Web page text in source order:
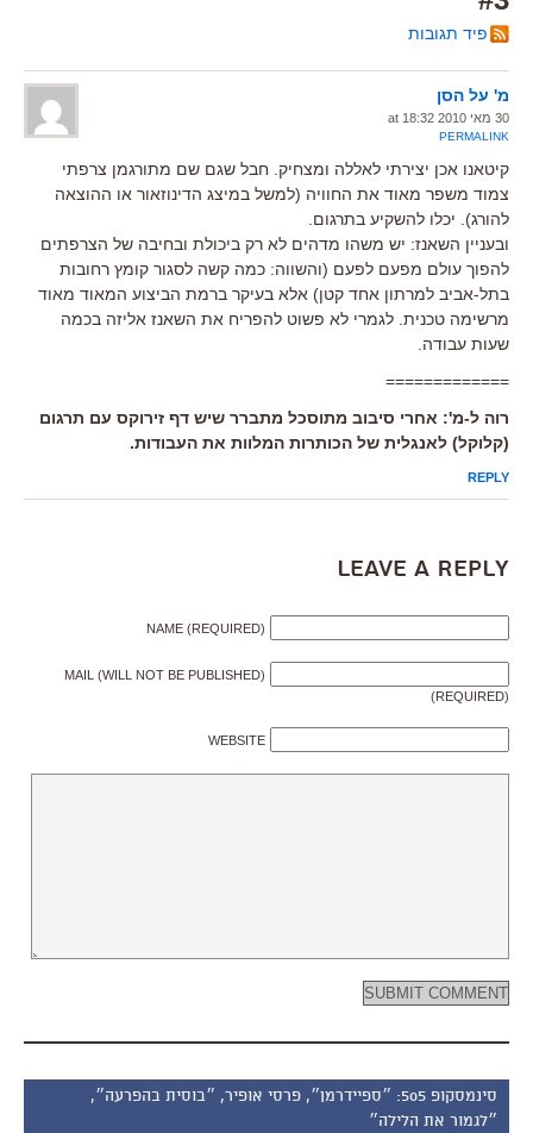
פיד תגובות
מ' על הסן
30 מאי 2010 at 18:32
PERMALINK
קיטאנו אכן יצירתי לאללה ומצחיק. חבל שגם שם מתורגמן צרפתי
צמוד משפר מאוד את החוויה (למשל במיצג הדינוזאור או ההוצאה
להורג). יכלו להשקיע בתרגום.
ובעניין השאנז: יש משהו מדהים לא רק ביכולת ובחיבה של הצרפתים
להפוך עולם מפעם לפעם (והשווה: כמה קשה לסגור קומץ רחובות
בתל-אביב למרתון אחד קטן) אלא בעיקר ברמת הביצוע המאוד מאוד
מרשימה טכנית. לגמרי לא פשוט להפריח את השאנז אליזה בכמה
שעות עבודה.
=============
רוה ל-מ': אחרי סיבוב מתוסכל מתברר שיש דף זירוקס עם תרגום
(קלוקל) לאנגלית של הכותרות המלוות את העבודות.
REPLY
Leave a Reply
NAME (REQUIRED)
MAIL (WILL NOT BE PUBLISHED)
(REQUIRED)
WEBSITE
סינמסקופ 505: ״ספיידרמן״, פרסי אופיר, ״בוסית בהפרעה״,
״לגמור את הלילה״